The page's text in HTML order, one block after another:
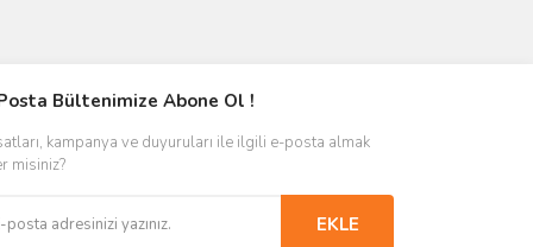
Bültenimize Abone Ol !
kampanya ve duyuruları ile ilgili e-posta almak
misiniz?
EKLE